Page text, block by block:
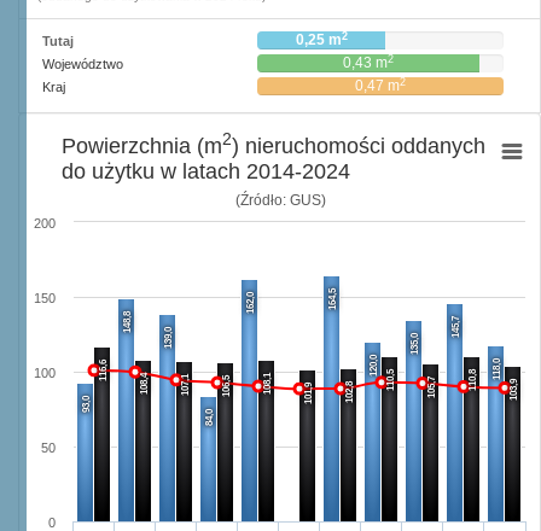
Tutaj 0,25 m2
Województwo 0,43 m2
Kraj 0,47 m2
(Źródło: GUS)
93,0
148,8
139,0
84,0
162,0 164,5
120,0
135,0
145,7
118,0
116,6
108,4 107,1 106,5 108,1 101,9 102,8
110,5 105,7 110,8 103,9
0
50
100
150
200
Powierzchnia (m2) nieruchomości oddanych
do użytku w latach 2014-2024